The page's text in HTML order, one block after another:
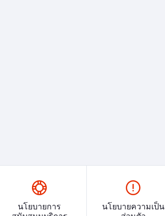
นโยบายการ
นโยบายความเป็น